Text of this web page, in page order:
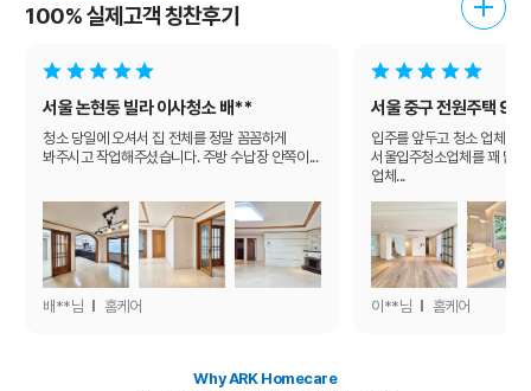
100% 실제고객 칭찬후기
서울 논현동 빌라 이사청소 배**
청소 당일에 오셔서 집 전체를 정말 꼼꼼하게
봐주시고 작업해주셨습니다. 주방 수납장 안쪽이...
배**님 홈케어
서울 중구 전원주택 90
입주를 앞두고 청소 업체를
서울입주청소업체를 꽤 많
업체...
이**님 홈케어
Why ARK Homecare